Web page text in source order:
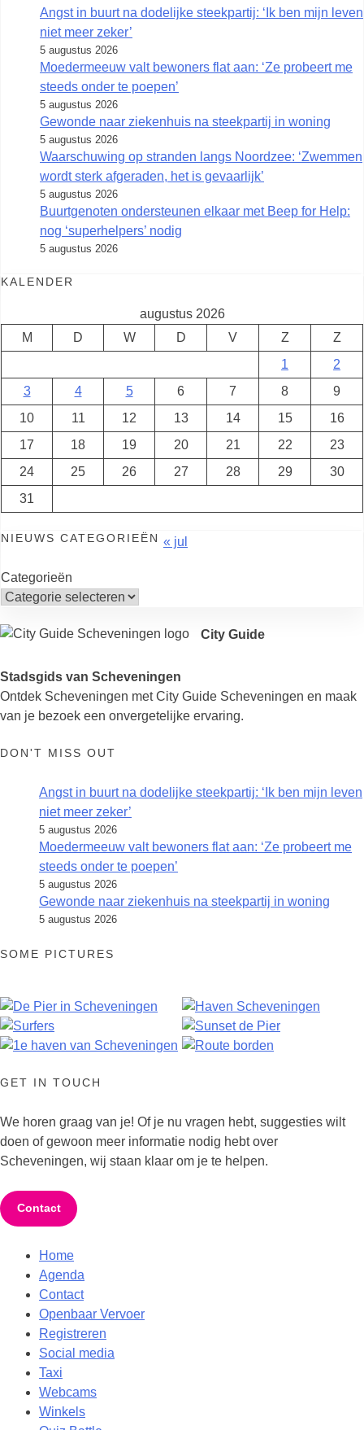
Angst in buurt na dodelijke steekpartij: ‘Ik ben mijn leven
niet meer zeker’
5 augustus 2026
Moedermeeuw valt bewoners flat aan: ‘Ze probeert me
steeds onder te poepen’
5 augustus 2026
Gewonde naar ziekenhuis na steekpartij in woning
5 augustus 2026
Waarschuwing op stranden langs Noordzee: ‘Zwemmen
wordt sterk afgeraden, het is gevaarlijk’
5 augustus 2026
Buurtgenoten ondersteunen elkaar met Beep for Help:
nog ‘superhelpers’ nodig
5 augustus 2026
KALENDER
augustus 2026
M
D W D V Z
Z
1
2
3
4 5 6 7 8
9
10
11 12 13 14 15
16
17
18 19 20 21 22
23
24
25 26 27 28 29
30
31
« jul
NIEUWS CATEGORIEËN
Categorieën
City Guide
Stadsgids van Scheveningen
Ontdek Scheveningen met City Guide Scheveningen en maak
van je bezoek een onvergetelijke ervaring.
DON'T MISS OUT
Angst in buurt na dodelijke steekpartij: ‘Ik ben mijn leven
niet meer zeker’
5 augustus 2026
Moedermeeuw valt bewoners flat aan: ‘Ze probeert me
steeds onder te poepen’
5 augustus 2026
Gewonde naar ziekenhuis na steekpartij in woning
5 augustus 2026
SOME PICTURES
GET IN TOUCH
We horen graag van je! Of je nu vragen hebt, suggesties wilt
doen of gewoon meer informatie nodig hebt over
Scheveningen, wij staan klaar om je te helpen.
Contact
Home
Agenda
Contact
Openbaar Vervoer
Registreren
Social media
Taxi
Webcams
Winkels